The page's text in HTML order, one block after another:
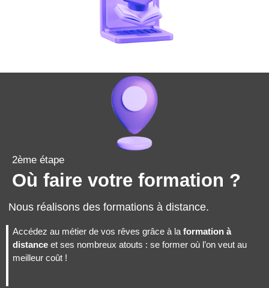
2ème étape
Où faire votre formation ?
Nous réalisons des formations à distance.
Accédez au métier de vos rêves grâce à la formation à
distance et ses nombreux atouts : se former où l’on veut au
meilleur coût !